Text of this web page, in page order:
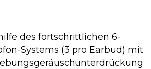
des fortschrittlichen 6-
Systems (3 pro Earbud) mit